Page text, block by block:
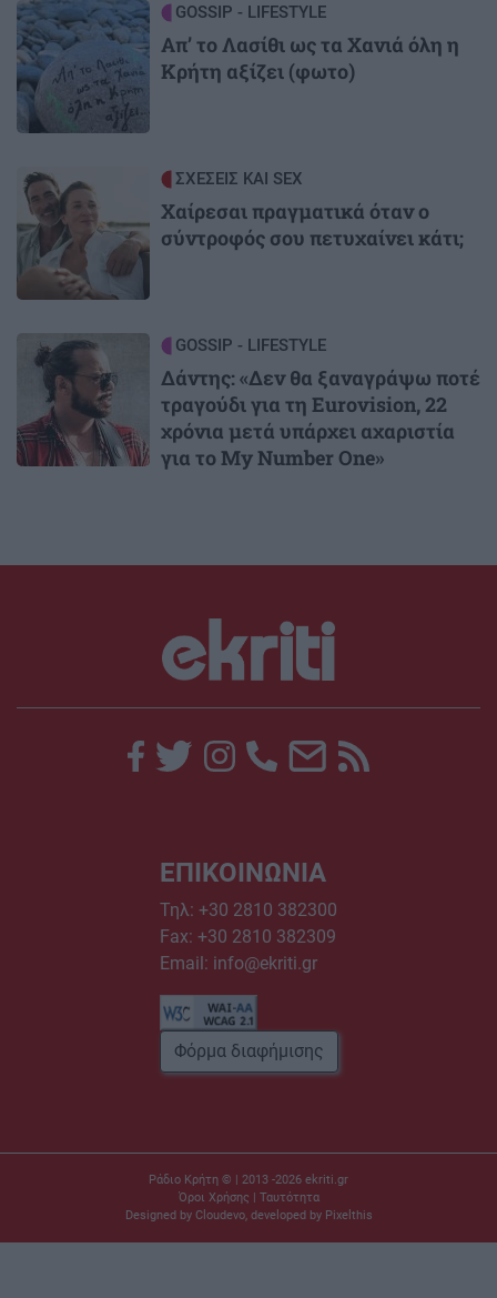
Image GOSSIP - LIFESTYLE
Απ’ το Λασίθι ως τα Χανιά όλη η
Κρήτη αξίζει (φωτο)
Image ΣΧΕΣΕΙΣ ΚΑΙ SEX
Χαίρεσαι πραγματικά όταν ο
σύντροφός σου πετυχαίνει κάτι;
Image GOSSIP - LIFESTYLE
Δάντης: «Δεν θα ξαναγράψω ποτέ
τραγούδι για τη Eurovision, 22
χρόνια μετά υπάρχει αχαριστία
για το My Number One»
ΕΠΙΚΟΙΝΩΝΙΑ
Τηλ: +30 2810 382300
Fax: +30 2810 382309
Email: info@ekriti.gr
Φόρμα διαφήμισης
Ράδιο Κρήτη © | 2013 -2026 ekriti.gr
Όροι Χρήσης | Ταυτότητα
Designed by Cloudevo, developed by Pixelthis